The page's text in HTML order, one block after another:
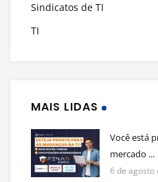
Sindicatos de TI
TI
MAIS LIDAS
Você está
mercado ...
6 de agosto